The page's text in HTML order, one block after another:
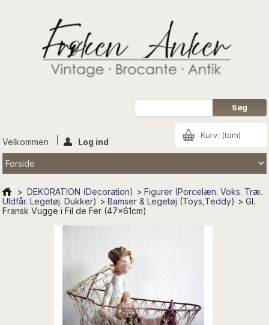
Kurv: (tom)
Velkommen Log ind
> DEKORATION (Decoration) > Figurer (Porcelæn. Voks. Træ.
Uldfår. Legetøj. Dukker) > Bamser & Legetøj (Toys,Teddy) > Gl.
Fransk Vugge i Fil de Fer (47x61cm)